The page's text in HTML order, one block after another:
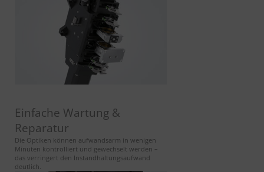
Einfache Wartung &
Reparatur
Die Optiken können aufwandsarm in wenigen
Minuten kontrolliert und gewechselt werden –
das verringert den Instandhaltungsaufwand
deutlich.